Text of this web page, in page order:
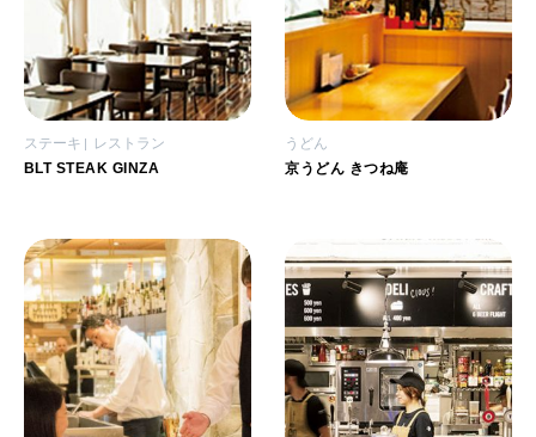
ステーキ レストラン
BLT STEAK GINZA
うどん
京うどん きつね庵